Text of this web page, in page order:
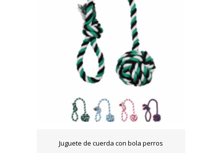
Juguete de cuerda con bola perros